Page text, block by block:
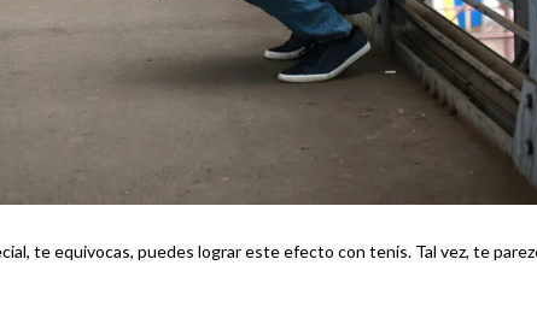
puedes lograr este efecto con tenis. Tal vez, te parezca